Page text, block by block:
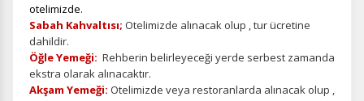
otelimizde.
Sabah Kahvaltısı; Otelimizde alınacak olup , tur ücretine
dahildir.
Öğle Yemeği: Rehberin belirleyeceği yerde serbest zamanda
ekstra olarak alınacaktır.
Akşam Yemeği: Otelimizde veya restoranlarda alınacak olup ,